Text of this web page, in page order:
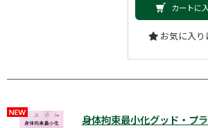
カートに
お気に入り
身体拘束最小化グッド・プ